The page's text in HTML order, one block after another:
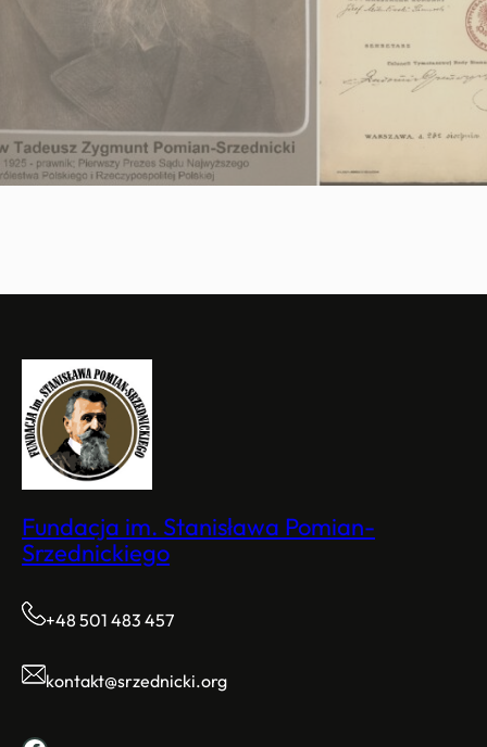
Fundacja im. Stanisława Pomian-
Srzednickiego
+48 501 483 457
kontakt@srzednicki.org